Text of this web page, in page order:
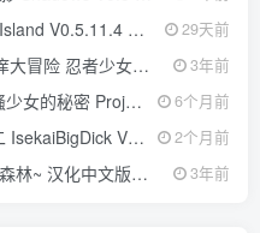
官方中文版【1.5GB】 29天前
すぐり大冒険 中文版【615M】 3年前
V0.72 汉化版【2.4GB】 6个月前
V1.0.2 汉化版【2.6GB】 2个月前
化中文版【3.7G】 3年前